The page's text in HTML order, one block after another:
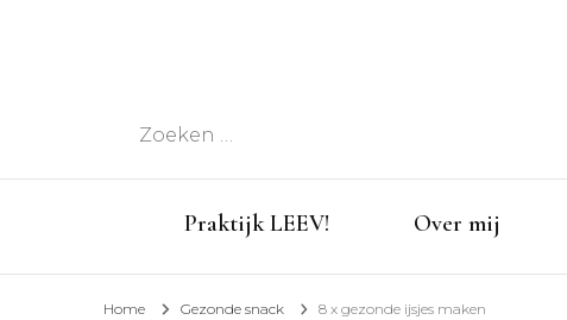
Zoeken
Praktijk LEEV! Over mij
Home Gezonde snack 8 x gezonde ijsjes maken